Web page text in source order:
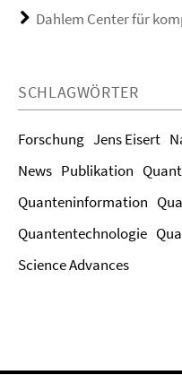
Dahlem Center für
SCHLAGWÖRTER
Forschung Jens Eisert
News Publikation
Quanteninformation
Quantentechnologie
Science Advances